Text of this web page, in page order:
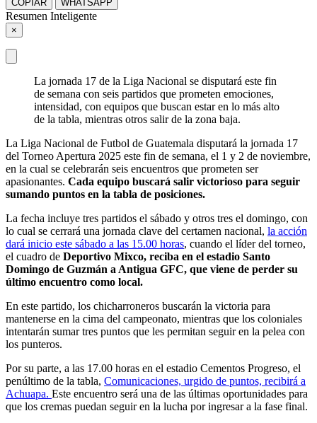
COPIAR WHATSAPP
Resumen Inteligente
×
La jornada 17 de la Liga Nacional se disputará este fin
de semana con seis partidos que prometen emociones,
intensidad, con equipos que buscan estar en lo más alto
de la tabla, mientras otros salir de la zona baja.
La Liga Nacional de Futbol de Guatemala disputará la jornada 17
del Torneo Apertura 2025 este fin de semana, el 1 y 2 de noviembre,
en la cual se celebrarán seis encuentros que prometen ser
apasionantes. Cada equipo buscará salir victorioso para seguir
sumando puntos en la tabla de posiciones.
La fecha incluye tres partidos el sábado y otros tres el domingo, con
lo cual se cerrará una jornada clave del certamen nacional, la acción
dará inicio este sábado a las 15.00 horas, cuando el líder del torneo,
el cuadro de Deportivo Mixco, reciba en el estadio Santo
Domingo de Guzmán a Antigua GFC, que viene de perder su
último encuentro como local.
En este partido, los chicharroneros buscarán la victoria para
mantenerse en la cima del campeonato, mientras que los coloniales
intentarán sumar tres puntos que les permitan seguir en la pelea con
los punteros.
Por su parte, a las 17.00 horas en el estadio Cementos Progreso, el
penúltimo de la tabla, Comunicaciones, urgido de puntos, recibirá a
Achuapa. Este encuentro será una de las últimas oportunidades para
que los cremas puedan seguir en la lucha por ingresar a la fase final.